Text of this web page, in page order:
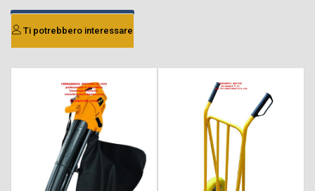
Ti potrebbero interessare